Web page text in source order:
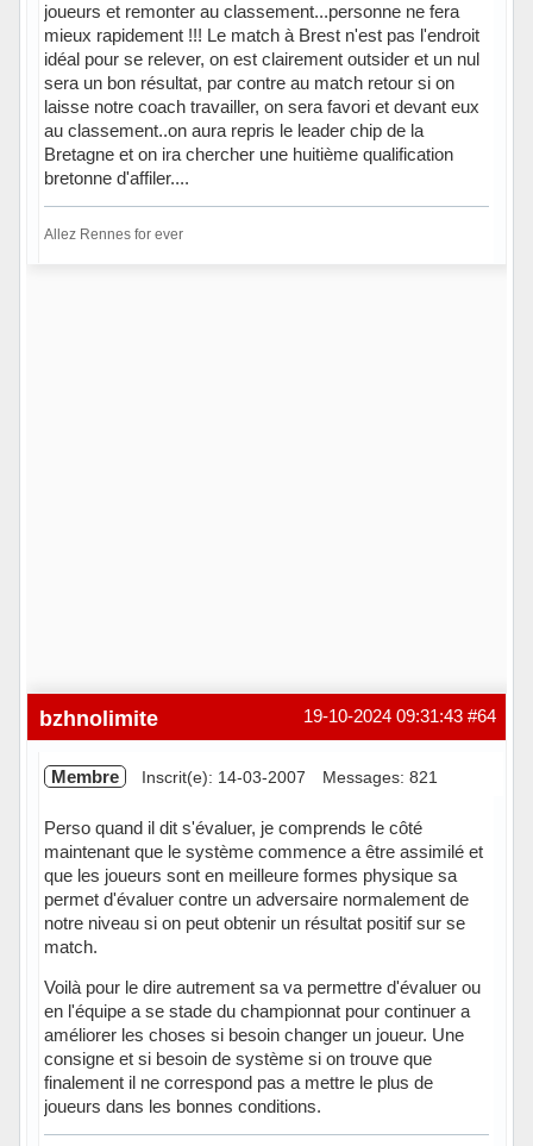
joueurs et remonter au classement...personne ne fera
mieux rapidement !!! Le match à Brest n'est pas l'endroit
idéal pour se relever, on est clairement outsider et un nul
sera un bon résultat, par contre au match retour si on
laisse notre coach travailler, on sera favori et devant eux
au classement..on aura repris le leader chip de la
Bretagne et on ira chercher une huitième qualification
bretonne d'affiler....
Allez Rennes for ever
#64
19-10-2024 09:31:43
bzhnolimite
Membre Inscrit(e): 14-03-2007 Messages: 821
Perso quand il dit s'évaluer, je comprends le côté
maintenant que le système commence a être assimilé et
que les joueurs sont en meilleure formes physique sa
permet d'évaluer contre un adversaire normalement de
notre niveau si on peut obtenir un résultat positif sur se
match.
Voilà pour le dire autrement sa va permettre d'évaluer ou
en l'équipe a se stade du championnat pour continuer a
améliorer les choses si besoin changer un joueur. Une
consigne et si besoin de système si on trouve que
finalement il ne correspond pas a mettre le plus de
joueurs dans les bonnes conditions.